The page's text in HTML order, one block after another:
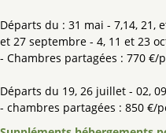
Départs du : 31 mai - 7,14, 21,
et 27 septembre - 4, 11 et 23
- Chambres partagées : 770 €/
Départs du 19, 26 juillet - 02,
- chambres partagées : 850 €/